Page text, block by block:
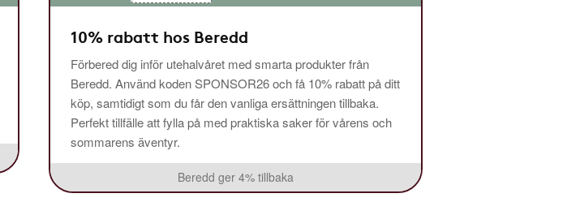
10% rabatt hos Beredd
Förbered dig inför utehalvåret med smarta produkter från
Beredd. Använd koden SPONSOR26 och få 10% rabatt på ditt
köp, samtidigt som du får den vanliga ersättningen tillbaka.
Perfekt tillfälle att fylla på med praktiska saker för vårens och
sommarens äventyr.
Beredd ger 4% tillbaka